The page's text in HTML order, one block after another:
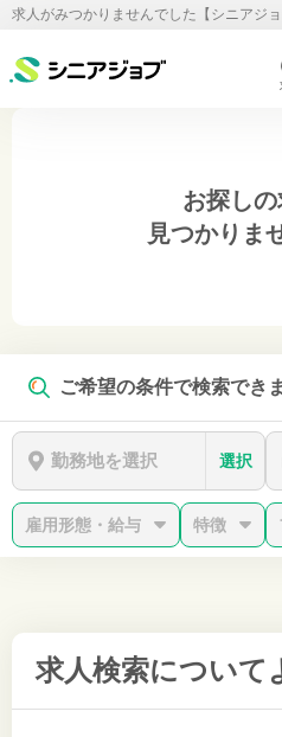
求人がみつかりませんでした【シニアジョ
お探し
見つかりま
ご希望の条件で検索でき
勤務地を選択 選択
雇用形態・給与 特徴
求人検索について